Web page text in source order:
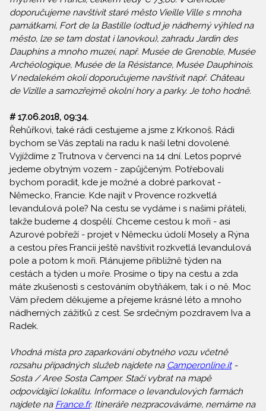
doporučujeme navštívit staré město Vieille Ville s mnoha
památkami, Fort de la Bastille (odtud je nádherný výhled na
město, lze se tam dostat i lanovkou), zahradu Jardin des
Dauphins a mnoho muzeí, např. Musée de Grenoble, Musée
Archéologique, Musée de la Résistance, Musée Dauphinois.
V nedalekém okolí doporučujeme navštívit např. Château
de Vizille a samozřejmě okolní hory a parky. Je toho hodně.
# 17.06.2018, 09:34.
Řehůřkovi, také rádi cestujeme a jsme z Krkonoš. Rádi
bychom se Vás zeptali na radu k naší letní dovolené.
Vyjíždíme z Trutnova v červenci na 14 dní. Letos poprvé
jedeme obytným vozem - zapůjčeným. Potřebovali
bychom poradit, kde je možné a dobré parkovat -
Německo, Francie. Kde najít v Provence rozkvetlá
levandulová pole? Na cestu se vydáme i s našimi přáteli,
takže budeme 4 dospělí. Chceme cestou k moři - asi
Azurové pobřeží - projet v Německu údolí Mosely a Rýna
a cestou přes Francii ještě navštívit rozkvetlá levandulová
pole a potom k moři. Plánujeme přibližně týden na
cestách a týden u moře. Prosíme o tipy na cestu a zda
máte zkušenosti s cestováním obytňákem, tak i o ně. Moc
Vám předem děkujeme a přejeme krásné léto a mnoho
nádherných zážitků z cest. Se srdečným pozdravem Iva a
Radek.
Vhodná místa pro zaparkování obytného vozu včetně
rozsahu případných služeb najdete na Camperonline.it-
Sosta / Aree Sosta Camper. Stačí vybrat na mapě
odpovídající lokalitu. Informace o levandulových farmách
najdete na France.fr. Itineráře nezpracováváme, nemáme na